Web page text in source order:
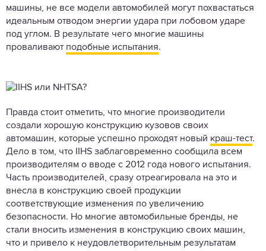
машины, не все модели автомобилей могут похвастаться
идеальным отводом энергии удара при лобовом ударе
под углом. В результате чего многие машины
проваливают подобные испытания.
Правда стоит отметить, что многие производители
создали хорошую конструкцию кузовов своих
автомашин, которые успешно проходят новый краш-тест.
Дело в том, что IIHS заблаговременно сообщила всем
производителям о вводе с 2012 года нового испытания.
Часть производителей, сразу отреагировала на это и
внесла в конструкцию своей продукции
соответствующие изменения по увеличению
безопасности. Но многие автомобильные бренды, не
стали вносить изменения в конструкцию своих машин,
что и привело к неудовлетворительным результатам